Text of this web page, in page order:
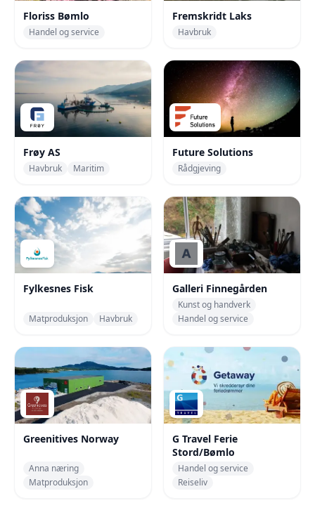
Floriss Bømlo
Handel og service
Fremskridt Laks
Havbruk
Frøy AS
Havbruk Maritim
Future Solutions
Rådgjeving
Fylkesnes Fisk
Matproduksjon Havbruk
Galleri Finnegården
Kunst og handverk
Handel og service
Greenitives Norway
Anna næring
Matproduksjon
G Travel Ferie
Stord/Bømlo
Handel og service
Reiseliv